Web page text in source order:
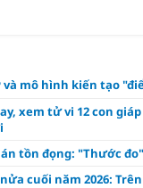
và mô hình kiến tạo
xem tử vi 12 con
tồn đọng: "Thước
cuối năm 2026: